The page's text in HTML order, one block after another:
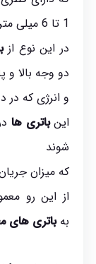
1 تا 6 میلی متر می باشند.
در این نوع از
دو وجه بالا و
و انرژی که در
اینباتری ها
شوند
که میزان
از این رو
بهباتری های